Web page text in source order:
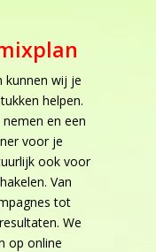
kunnen wij je
helpen.
en een
voor je
ook voor
Van
tot
We
op online